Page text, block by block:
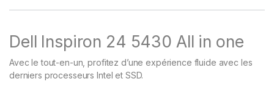
Dell Inspiron 24 5430 All in one
Avec le tout-en-un, profitez d’une expérience fluide avec les
derniers processeurs Intel et SSD.